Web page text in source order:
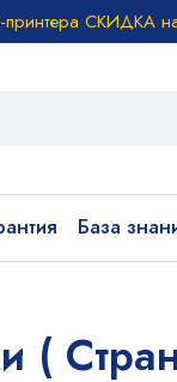
принтера СКИДКА
База
(